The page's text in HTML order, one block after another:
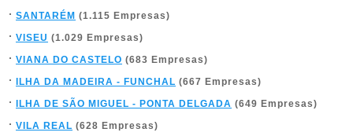
SANTARÉM (1.115 Empresas)
VISEU (1.029 Empresas)
VIANA DO CASTELO (683 Empresas)
ILHA DA MADEIRA - FUNCHAL (667 Empresas)
ILHA DE SÃO MIGUEL - PONTA DELGADA (649 Empresas)
VILA REAL (628 Empresas)